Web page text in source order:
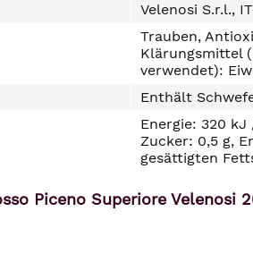
Velenosi S.r.l.,
Trauben,
Klärungsmittel
verwendet):
Enthält
Energie: 320
Zucker: 0,5 g,
gesättigten
Piceno Superiore Velenosi